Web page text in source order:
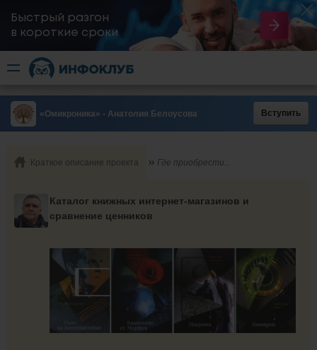
Быстрый разгон
​в короткие сроки
«Омикроника» - Анатолия Белоусова Вступить
Краткое описание проекта Где приобрести...
Каталог книжных интернет-магазинов и
сравнение ценников